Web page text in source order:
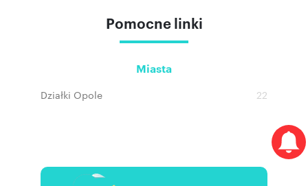
Pomocne linki
Miasta
Działki Opole 22